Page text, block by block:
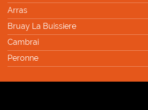
Arras
Bruay La Buissiere
Cambrai
Peronne